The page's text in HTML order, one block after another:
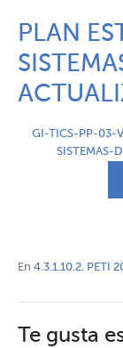
PLAN
GI-TICS-PP-03-
SISTEMAS-
En 4.3.1.10.2. PETI
Te gusta